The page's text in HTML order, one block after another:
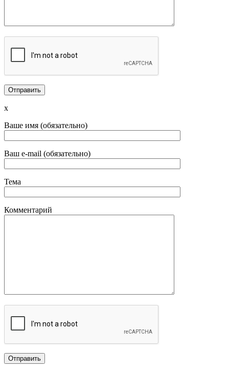
x
Ваше имя (обязательно)
Ваш e-mail (обязательно)
Тема
Комментарий